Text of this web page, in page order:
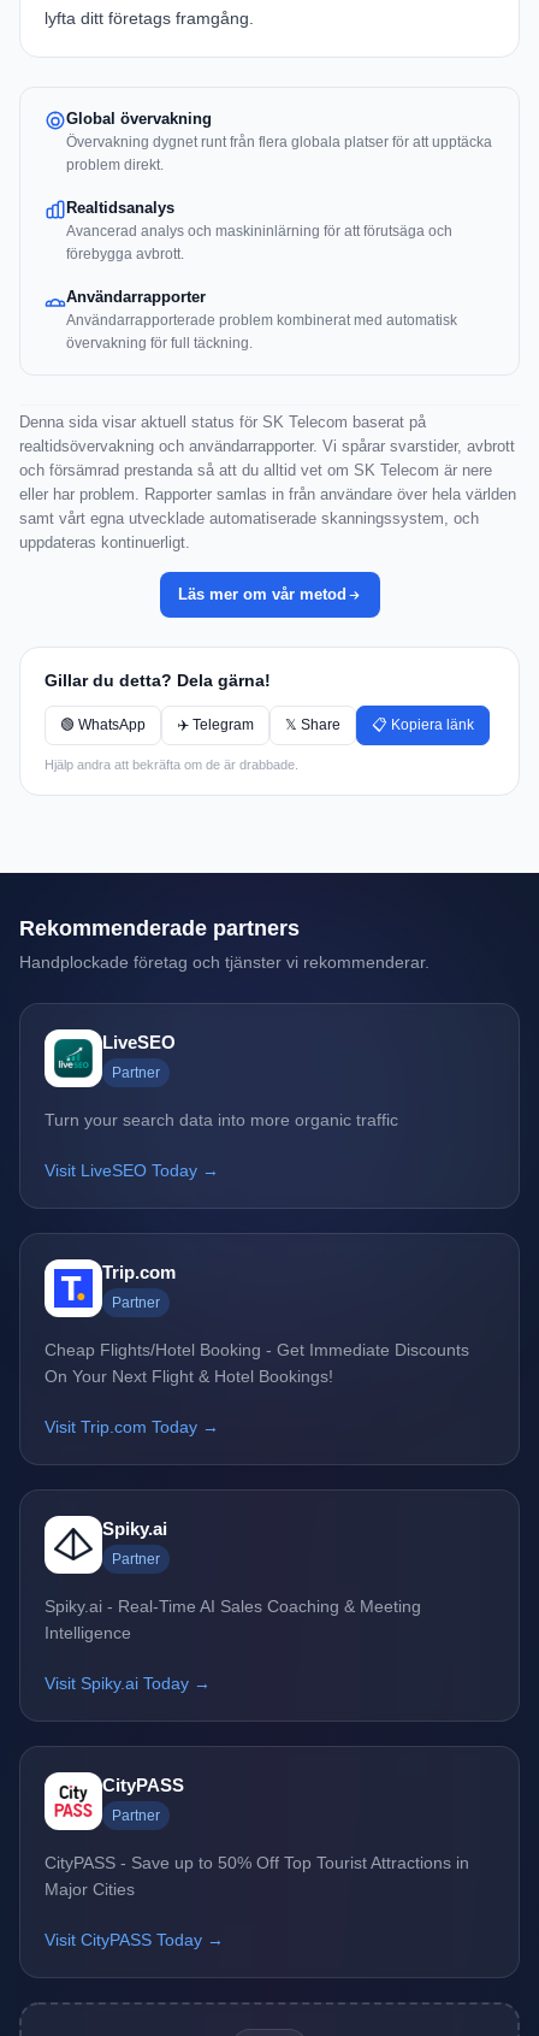
lyfta ditt företags framgång.
Global övervakning
Övervakning dygnet runt från flera globala platser för att upptäcka
problem direkt.
Realtidsanalys
Avancerad analys och maskininlärning för att förutsäga och
förebygga avbrott.
Användarrapporter
Användarrapporterade problem kombinerat med automatisk
övervakning för full täckning.
Denna sida visar aktuell status för SK Telecom baserat på
realtidsövervakning och användarrapporter. Vi spårar svarstider, avbrott
och försämrad prestanda så att du alltid vet om SK Telecom är nere
eller har problem. Rapporter samlas in från användare över hela världen
samt vårt egna utvecklade automatiserade skanningssystem, och
uppdateras kontinuerligt.
Läs mer om vår metod
Gillar du detta? Dela gärna!
🟢 WhatsApp ✈️ Telegram 𝕏 Share 📋 Kopiera länk
Hjälp andra att bekräfta om de är drabbade.
Rekommenderade partners
Handplockade företag och tjänster vi rekommenderar.
LiveSEO
Partner
Turn your search data into more organic traffic
Visit LiveSEO Today →
Trip.com
Partner
Cheap Flights/Hotel Booking - Get Immediate Discounts
On Your Next Flight & Hotel Bookings!
Visit Trip.com Today →
Spiky.ai
Partner
Spiky.ai - Real-Time AI Sales Coaching & Meeting
Intelligence
Visit Spiky.ai Today →
CityPASS
Partner
CityPASS - Save up to 50% Off Top Tourist Attractions in
Major Cities
Visit CityPASS Today →